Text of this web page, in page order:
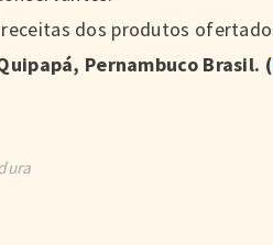
dos produtos
Quipapá, Pernambuco Brasil. (